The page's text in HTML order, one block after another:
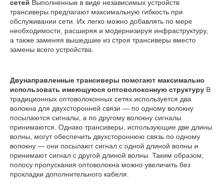
сетей Выполненные в виде независимых устройств
трансиверы предлагают максимальную гибкость при
обслуживании сети. Их легко можно добавлять по мере
необходимости, расширяя и модернизируя инфраструктуру,
а также заменяя вышедшие из строя трансиверы вместо
замены всего устройства.
Двунаправленные трансиверы помогают максимально
использовать имеющуюся оптоволоконную структуру В
традиционных оптоволоконных сетях используется два
волокна для двухсторонней связи — по одному волокну
посылаются сигналы, а по другому волокну сигналы
принимаются. Однако трансиверы, использующие две длины
волны, могут обеспечить двухстороннюю связь по одному
волокну — они посылают сигнал с одной длиной волны и
принимают сигнал с другой длиной волны. Таким образом,
полосу пропускания оптоволокна можно увеличить без
прокладки дополнительного кабеля.